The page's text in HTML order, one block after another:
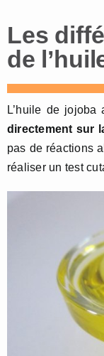
Les
de
L’huile de jojoba
directement sur
pas de réactions
réaliser un test